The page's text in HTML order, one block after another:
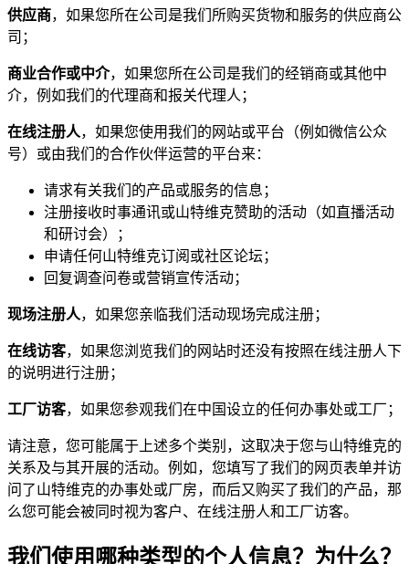
供应商，如果您所在公司是我们所购买货物和服务的供应商公
司；
商业合作或中介，如果您所在公司是我们的经销商或其他中
介，例如我们的代理商和报关代理人；
在线注册人，如果您使用我们的网站或平台（例如微信公众
号）或由我们的合作伙伴运营的平台来：
请求有关我们的产品或服务的信息；
注册接收时事通讯或山特维克赞助的活动（如直播活动
和研讨会）；
申请任何山特维克订阅或社区论坛；
回复调查问卷或营销宣传活动；
现场注册人，如果您亲临我们活动现场完成注册；
在线访客，如果您浏览我们的网站时还没有按照在线注册人下
的说明进行注册；
工厂访客，如果您参观我们在中国设立的任何办事处或工厂；
请注意，您可能属于上述多个类别，这取决于您与山特维克的
关系及与其开展的活动。例如，您填写了我们的网页表单并访
问了山特维克的办事处或厂房，而后又购买了我们的产品，那
么您可能会被同时视为客户、在线注册人和工厂访客。
我们使用哪种类型的个人信息？为什么？